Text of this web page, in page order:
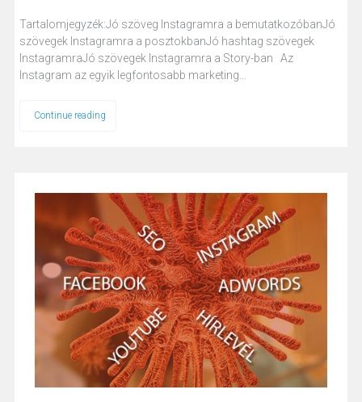
Tartalomjegyzék:Jó szöveg Instagramra a bemutatkozóbanJó
szövegek Instagramra a posztokbanJó hashtag szövegek
InstagramraJó szövegek Instagramra a Story-ban Az
Instagram az egyik legfontosabb marketing…
Continue reading